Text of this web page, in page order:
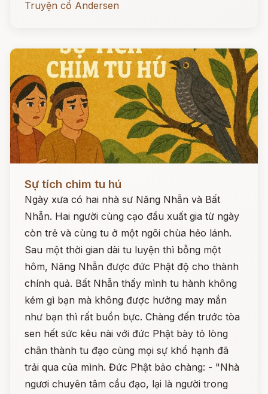
Truyện cổ Andersen
Sự tích chim tu hú
Ngày xưa có hai nhà sư Năng Nhẫn và Bất
Nhẫn. Hai người cùng cạo đầu xuất gia từ ngày
còn trẻ và cùng tu ở một ngôi chùa hẻo lánh.
Sau một thời gian dài tu luyện thì bỗng một
hôm, Năng Nhẫn được đức Phật độ cho thành
chính quả. Bất Nhẫn thấy mình tu hành không
kém gì bạn mà không được hưởng may mắn
như bạn thì rất buồn bực. Chàng đến trước tòa
sen hết sức kêu nài với đức Phật bày tỏ lòng
chân thành tu đạo cùng mọi sự khổ hạnh đã
trải qua của mình. Đức Phật bảo chàng: - "Nhà
ngươi chuyên tâm cầu đạo, lại là người trong